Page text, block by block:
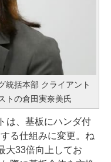
統括本部 クライアント
トの倉田実奈美氏
は、基板にハンダ付
る仕組みに変更。ね
大33倍向上してお